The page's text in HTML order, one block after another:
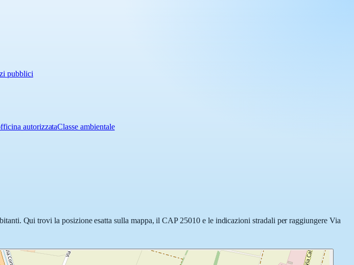
pubblici
autorizzataClasse ambientale
Qui trovi la posizione esatta sulla mappa, il CAP 25010 e le indicazioni stradali per raggiungere Via